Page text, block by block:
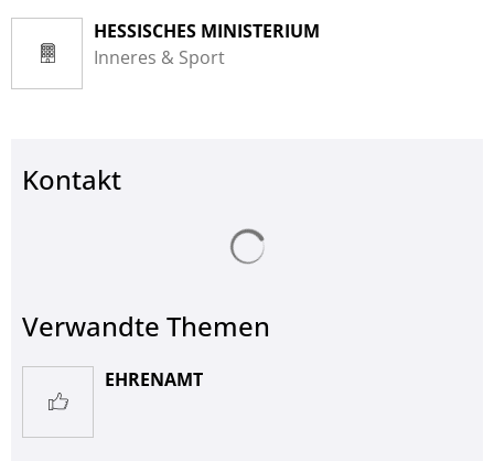
HESSISCHES MINISTERIUM
Inneres & Sport
Kontakt
Verwandte Themen
EHRENAMT